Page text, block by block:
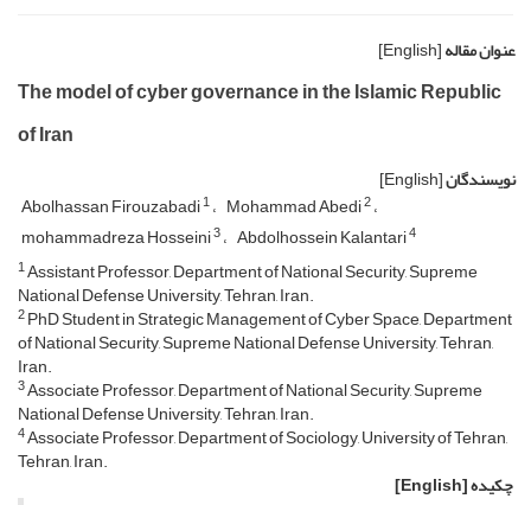
عنوان مقاله[English]
The model of cyber governance in the Islamic Republic
of Iran
نویسندگان[English]
Abolhassan Firouzabadi1 Mohammad Abedi2
mohammadreza Hosseini3 Abdolhossein Kalantari4
1Assistant Professor, Department of National Security, Supreme
National Defense University, Tehran, Iran.
2PhD Student in Strategic Management of Cyber Space, Department
of National Security, Supreme National Defense University, Tehran,
Iran.
3Associate Professor, Department of National Security, Supreme
National Defense University, Tehran, Iran.
4Associate Professor, Department of Sociology, University of Tehran,
Tehran, Iran.
چکیده[English]